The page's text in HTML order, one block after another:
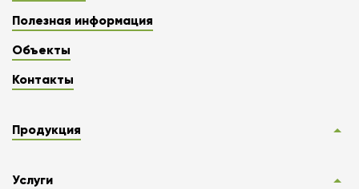
Полезная информация
Объекты
Контакты
Продукция
Услуги